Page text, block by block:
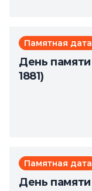
Памятная дата
День
1881)
Памятная дата
День